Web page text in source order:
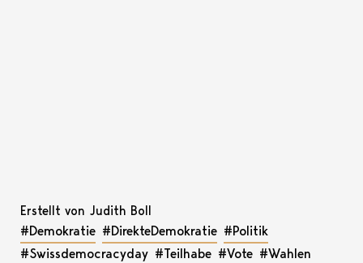
Erstellt von Judith Boll
#Demokratie #DirekteDemokratie #Politik
#Swissdemocracyday #Teilhabe #Vote #Wahlen